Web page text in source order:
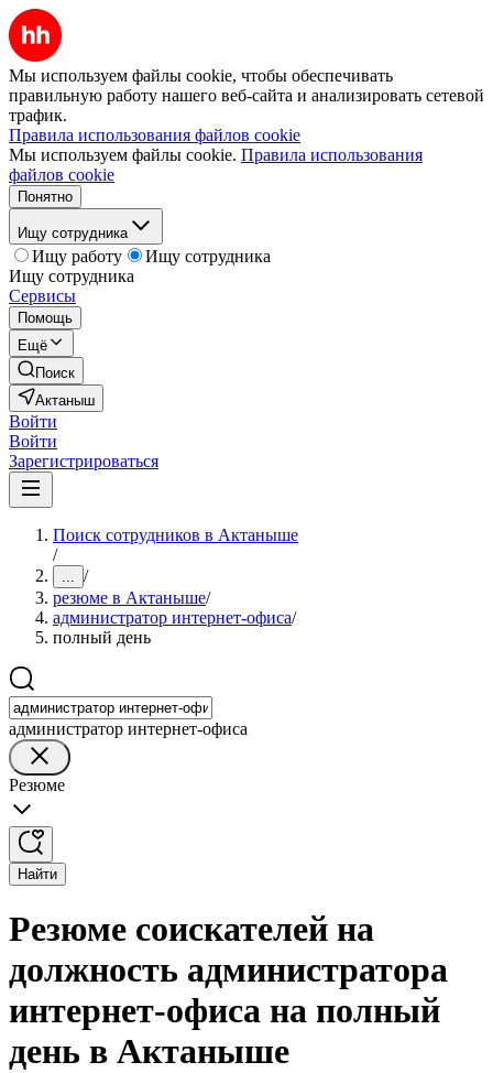
Мы используем файлы cookie, чтобы обеспечивать
правильную работу нашего веб-сайта и анализировать сетевой
трафик.
Правила использования файлов cookie
Мы используем файлы cookie. Правила использования
файлов cookie
Понятно
Ищу сотрудника
Ищу работу
Ищу сотрудника
Ищу сотрудника
Сервисы
Помощь
Ещё
Поиск
Актаныш
Войти
Войти
Зарегистрироваться
Поиск сотрудников в Актаныше
/
... /
резюме в Актаныше/
администратор интернет-офиса/
полный день
администратор интернет-офиса
Резюме
Найти
Резюме соискателей на
должность администратора
интернет-офиса на полный
день в Актаныше